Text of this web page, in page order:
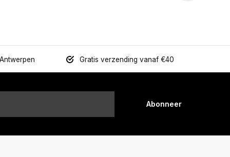
Gratis verzending vanaf €40
Abonneer